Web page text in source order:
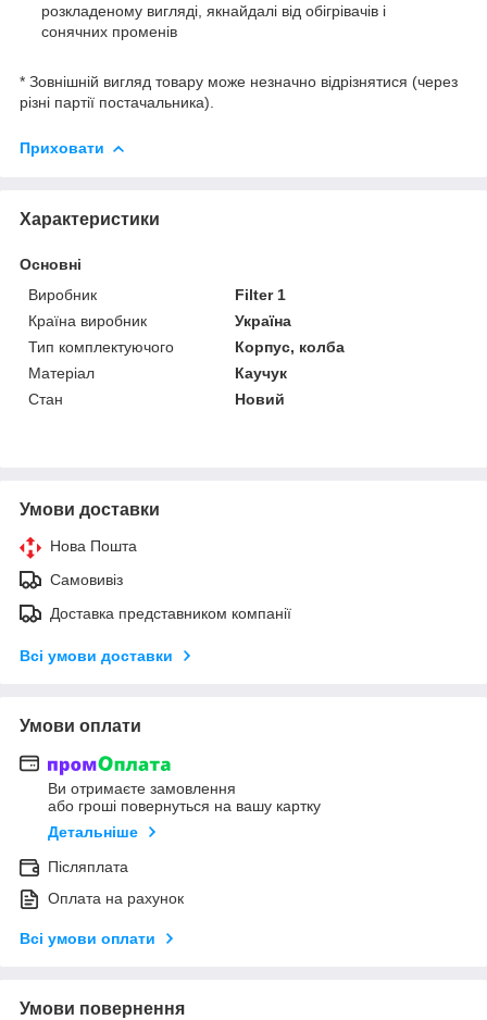
розкладеному вигляді, якнайдалі від обігрівачів і
сонячних променів
* Зовнішній вигляд товару може незначно відрізнятися (через
різні партії постачальника).
Приховати
Характеристики
Основні
Виробник
Filter 1
Країна виробник
Україна
Тип комплектуючого
Корпус, колба
Матеріал
Каучук
Стан
Новий
Умови доставки
Нова Пошта
Самовивіз
Доставка представником компанії
Всі умови доставки
Умови оплати
Ви отримаєте замовлення
або гроші повернуться на вашу картку
Детальніше
Післяплата
Оплата на рахунок
Всі умови оплати
Умови повернення